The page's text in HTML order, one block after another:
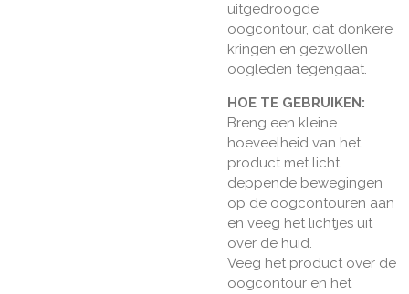
uitgedroogde
oogcontour, dat donkere
kringen en gezwollen
oogleden tegengaat.
HOE TE GEBRUIKEN:
Breng een kleine
hoeveelheid van het
product met licht
deppende bewegingen
op de oogcontouren aan
en veeg het lichtjes uit
over de huid.
Veeg het product over de
oogcontour en het